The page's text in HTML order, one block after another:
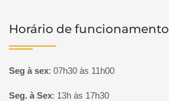
Horário de funcionamento
Seg à sex: 07h30 às 11h00
Seg. à Sex: 13h às 17h30